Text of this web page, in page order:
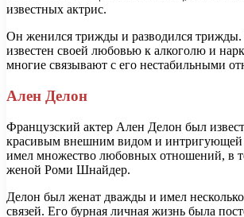
известных актрис.
Он женился трижды и разводился трижды.
известен своей любовью к алкоголю и
многие связывают с его нестабильными
Ален Делон
Французский актер Ален Делон был
красивым внешним видом и
имел множество любовных отношений, в
женой Роми Шнайдер.
Делон был женат дважды и имел
связей. Его бурная личная жизнь была